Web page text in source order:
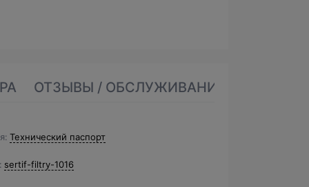
ОТЗЫВЫ / ОБСЛУЖИВАНИЕ
Технический паспорт
sertif-filtry-1016